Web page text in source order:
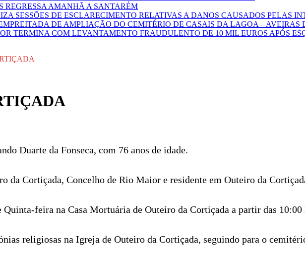
REGRESSA AMANHÃ A SANTARÉM
SESSÕES DE ESCLARECIMENTO RELATIVAS A DANOS CAUSADOS PELAS
DE AMPLIAÇÃO DO CEMITÉRIO DE CASAIS DA LAGOA – AVEIRAS
TERMINA COM LEVANTAMENTO FRAUDULENTO DE 10 MIL EUROS APÓS
Duarte da Fonseca, com 76 anos de idade.
da Cortiçada, Concelho de Rio Maior e residente em Outeiro da
feira na Casa Mortuária de Outeiro da Cortiçada a partir das 10:00
religiosas na Igreja de Outeiro da Cortiçada, seguindo para o